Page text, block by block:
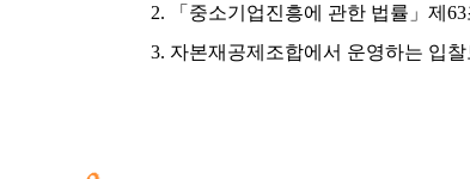
2. 「중소기업진흥에 관한 법률」제
3. 자본재공제조합에서 운영하는 입